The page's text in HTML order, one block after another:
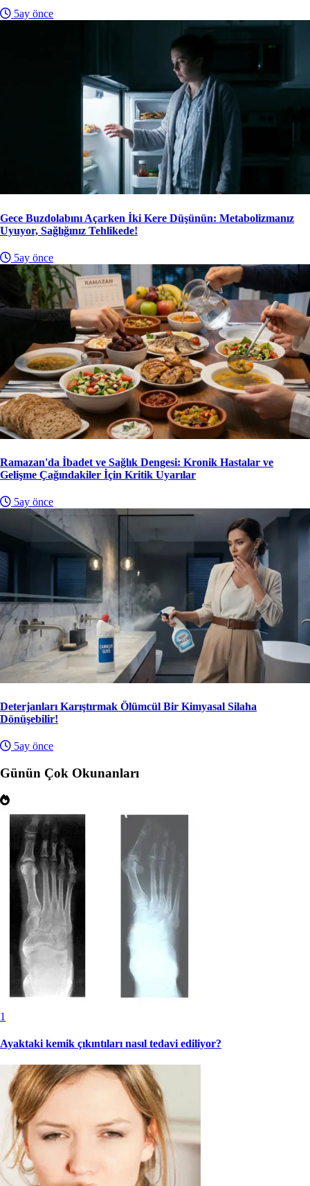
5ay önce
Gece Buzdolabını Açarken İki Kere Düşünün: Metabolizmanız
Uyuyor, Sağlığınız Tehlikede!
5ay önce
Ramazan'da İbadet ve Sağlık Dengesi: Kronik Hastalar ve
Gelişme Çağındakiler İçin Kritik Uyarılar
5ay önce
Deterjanları Karıştırmak Ölümcül Bir Kimyasal Silaha
Dönüşebilir!
5ay önce
Günün Çok Okunanları
1
Ayaktaki kemik çıkıntıları nasıl tedavi ediliyor?